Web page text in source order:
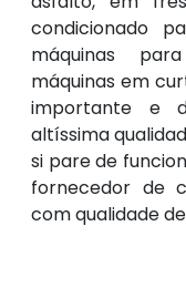
condicionado
máquinas
máquinas em
importante e
altíssima
si pare de
fornecedor de
com qualidade